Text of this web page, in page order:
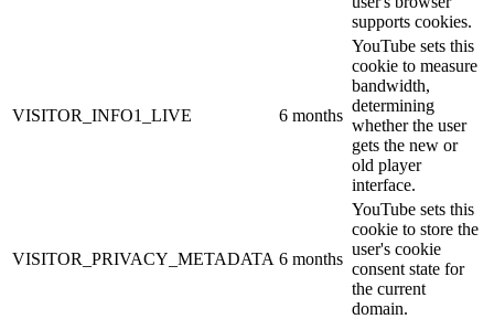
supports cookies.
VISITOR_INFO1_LIVE 6 months
YouTube sets this
cookie to measure
bandwidth,
determining
whether the user
gets the new or
old player
interface.
VISITOR_PRIVACY_METADATA 6 months
YouTube sets this
cookie to store the
user's cookie
consent state for
the current
domain.